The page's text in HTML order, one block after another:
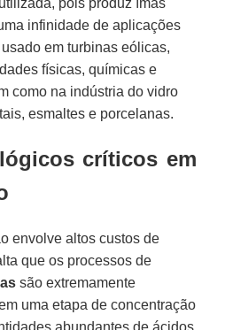
infinidade de aplicações
em turbinas eólicas,
físicas, químicas e
como na indústria do vidro
esmaltes e porcelanas.
críticos em
envolve altos custos de
que os processos de
são extremamente
uma etapa de concentração
abundantes de ácidos